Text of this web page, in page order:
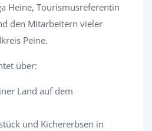
Heine, Tourismusreferentin
den Mitarbeitern vieler
Peine.
über:
Land auf dem
und Kichererbsen in